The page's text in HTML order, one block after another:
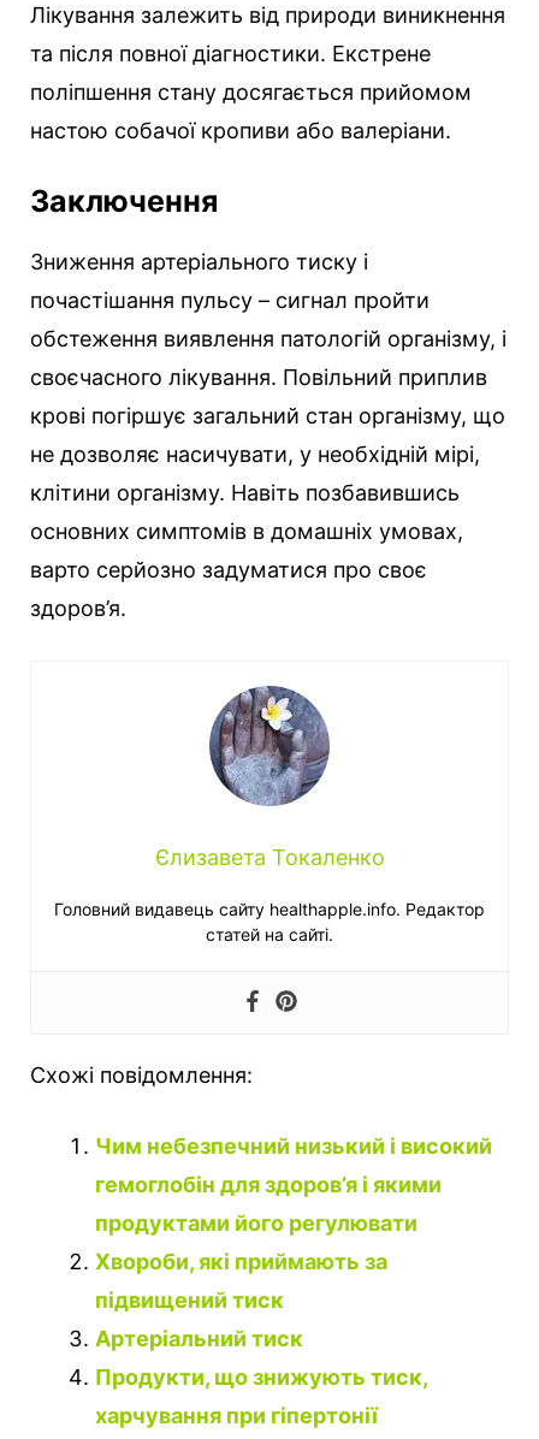
Лікування залежить від природи виникнення
та після повної діагностики. Екстрене
поліпшення стану досягається прийомом
настою собачої кропиви або валеріани.
Заключення
Зниження артеріального тиску і
почастішання пульсу – сигнал пройти
обстеження виявлення патологій організму, і
своєчасного лікування. Повільний приплив
крові погіршує загальний стан організму, що
не дозволяє насичувати, у необхідній мірі,
клітини організму. Навіть позбавившись
основних симптомів в домашніх умовах,
варто серйозно задуматися про своє
здоров’я.
Єлизавета Токаленко
Головний видавець сайту healthapple.info. Редактор
статей на сайті.
Схожі повідомлення:
Чим небезпечний низький і високий
гемоглобін для здоров’я і якими
продуктами його регулювати
Хвороби, які приймають за
підвищений тиск
Артеріальний тиск
Продукти, що знижують тиск,
харчування при гіпертонії